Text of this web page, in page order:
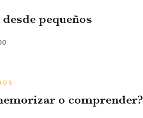
pequeños
o comprender?